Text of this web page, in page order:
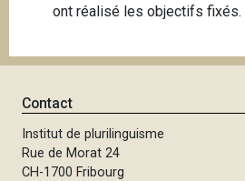
ont réalisé les objectifs fixés.
Contact
Institut de plurilinguisme
Rue de Morat 24
CH-1700 Fribourg